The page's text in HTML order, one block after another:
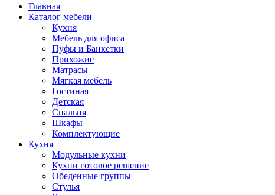
Главная
Каталог мебели
Кухня
Мебель для офиса
Пуфы и Банкетки
Прихожие
Матрасы
Мягкая мебель
Гостиная
Детская
Спальня
Шкафы
Комплектующие
Кухня
Модульные кухни
Кухни готовое решение
Обеденные группы
Стулья